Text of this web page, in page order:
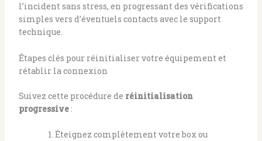
l’incident sans stress, en progressant des vérifications
simples vers d’éventuels contacts avec le support
technique.
Étapes clés pour réinitialiser votre équipement et
rétablir la connexion
Suivez cette procédure de réinitialisation
progressive:
Éteignez complètement votre box ou